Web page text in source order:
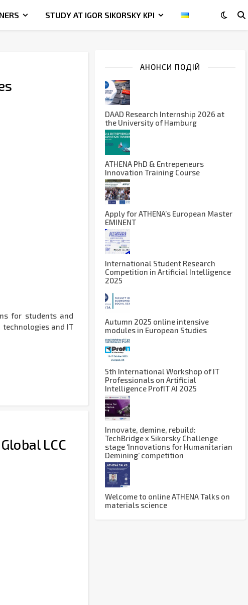
STUDY AT IGOR SIKORSKY KPI
for students and
and IT
LCC
АНОНСИ ПОДІЙ
DAAD Research Internship 2026 at
the University of Hamburg
ATHENA PhD & Entrepeneurs
Innovation Training Course
Apply for ATHENA’s European Master
EMINENT
International Student Research
Competition in Artificial Intelligence
2025
Autumn 2025 online intensive
modules in European Studies
5th International Workshop of IT
Professionals on Artificial
Intelligence ProfIT AI 2025
Innovate, demine, rebuild:
TechBridge x Sikorsky Challenge
stage ‘Innovations for Humanitarian
Demining’ competition
Welcome to online ATHENA Talks on
materials science